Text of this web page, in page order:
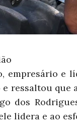
empresário e
e ressaltou que
dos
lidera e ao